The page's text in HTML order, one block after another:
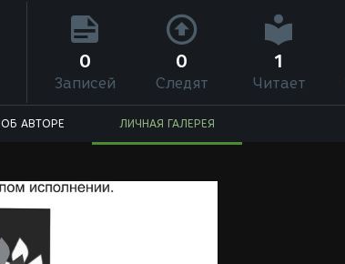
0
Записей
0
Следят
1
Читает
ОБ АВТОРЕ ЛИЧНАЯ ГАЛЕРЕЯ